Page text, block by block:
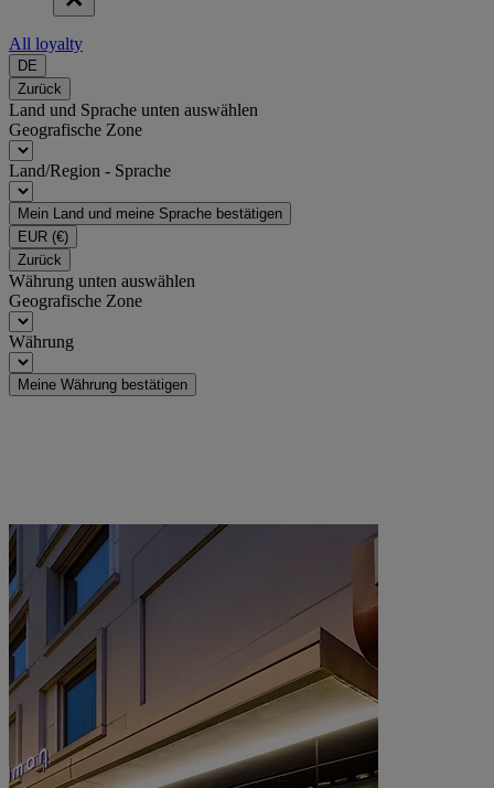
All loyalty
DE
Zurück
Land und Sprache unten auswählen
Geografische Zone
Land/Region - Sprache
Mein Land und meine Sprache bestätigen
EUR (€)
Zurück
Währung unten auswählen
Geografische Zone
Währung
Meine Währung bestätigen